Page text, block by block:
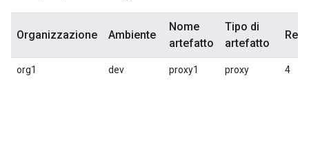
Organizzazione Ambiente
Nome
artefatto
Tipo di
artefatto
org1 dev proxy1 proxy 4